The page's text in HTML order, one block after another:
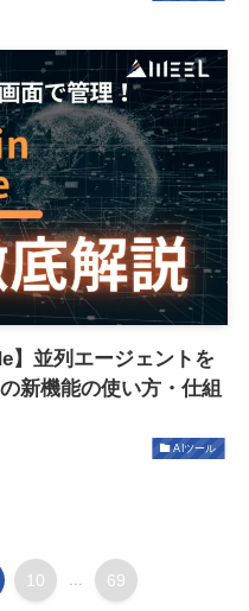
】並列エージェントを
新機能の使い方・仕組
AIツール
10 ... 69